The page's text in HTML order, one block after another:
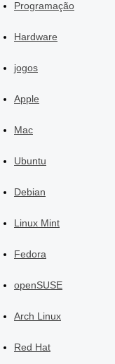
Programação
Hardware
jogos
Apple
Mac
Ubuntu
Debian
Linux Mint
Fedora
openSUSE
Arch Linux
Red Hat